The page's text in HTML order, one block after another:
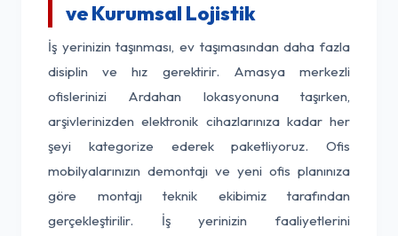
ve Kurumsal Lojistik
İş yerinizin taşınması, ev taşımasından daha fazla
disiplin ve hız gerektirir. Amasya merkezli
ofislerinizi Ardahan lokasyonuna taşırken,
arşivlerinizden elektronik cihazlarınıza kadar her
şeyi kategorize ederek paketliyoruz. Ofis
mobilyalarınızın demontajı ve yeni ofis planınıza
göre montajı teknik ekibimiz tarafından
gerçekleştirilir. İş yerinizin faaliyetlerini